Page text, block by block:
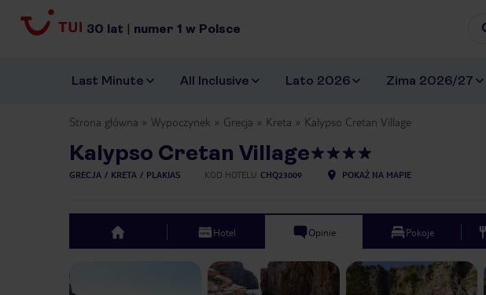
30 lat | numer 1 w Polsce
Last Minute All Inclusive Lato 2026 Zima 2026/27
Strona główna Wypoczynek Grecja Kreta Kalypso Cretan Village
Kalypso Cretan Village
GRECJA KRETA PLAKIAS KOD HOTELU CHQ23009 POKAŻ NA MAPIE
top Hotel Opinie Pokoje